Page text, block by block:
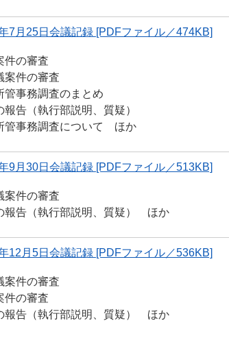
7月25日会議記録 [PDFファイル／474KB]
件の審査
案件の審査
管事務調査のまとめ
報告（執行部説明、質疑）
管事務調査について ほか
9月30日会議記録 [PDFファイル／513KB]
案件の審査
報告（執行部説明、質疑） ほか
12月5日会議記録 [PDFファイル／536KB]
案件の審査
件の審査
報告（執行部説明、質疑） ほか